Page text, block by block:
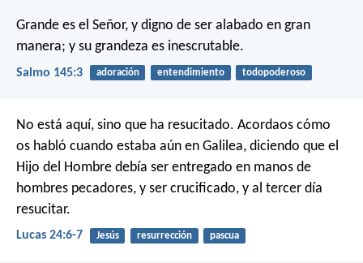
Grande es el Señor, y digno de ser alabado en gran
manera; y su grandeza es inescrutable.
Salmo 145:3 adoración entendimiento todopoderoso
No está aquí, sino que ha resucitado. Acordaos cómo
os habló cuando estaba aún en Galilea, diciendo que el
Hijo del Hombre debía ser entregado en manos de
hombres pecadores, y ser crucificado, y al tercer día
resucitar.
Lucas 24:6-7 Jesús resurrección pascua